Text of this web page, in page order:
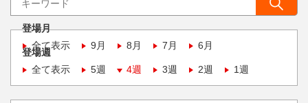
登場月
全て表示
9月 8月 7月 6月
登場週
全て表示
5週 4週 3週 2週 1週